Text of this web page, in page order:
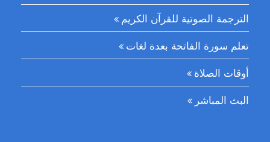
الترجمة الصوتية للقرآن الكريم
تعلم سورة الفاتحة بعدة لغات
أوقات الصلاة
البث المباشر